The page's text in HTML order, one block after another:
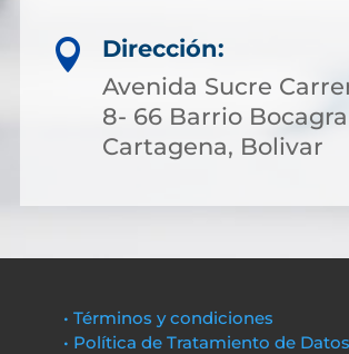

Dirección:
Avenida Sucre
8- 66 Barrio
Cartagena, Bolivar
• Términos y condiciones
• Política de Tratamiento de Datos